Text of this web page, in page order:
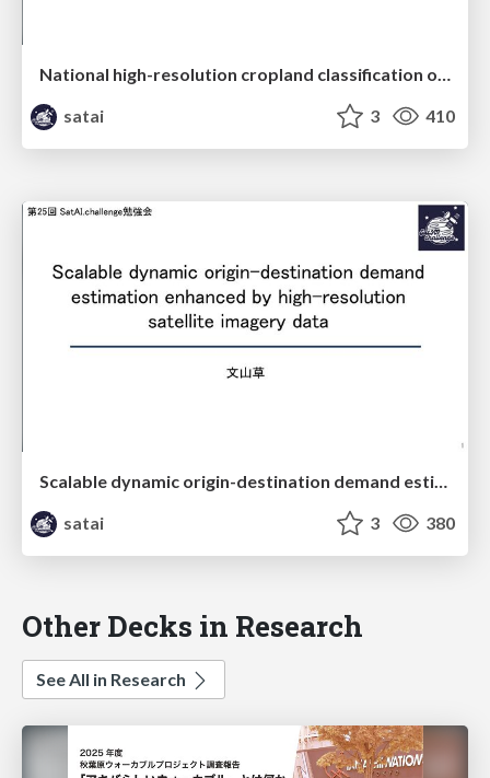
National high-resolution cropland classification of Japan with agricultural census information and multi-temporal multi-modality datasets
satai
3 410
Scalable dynamic origin-destination demand estimation enhanced by high-resolution satellite imagery data
satai
3 380
Other Decks in Research
See All in Research